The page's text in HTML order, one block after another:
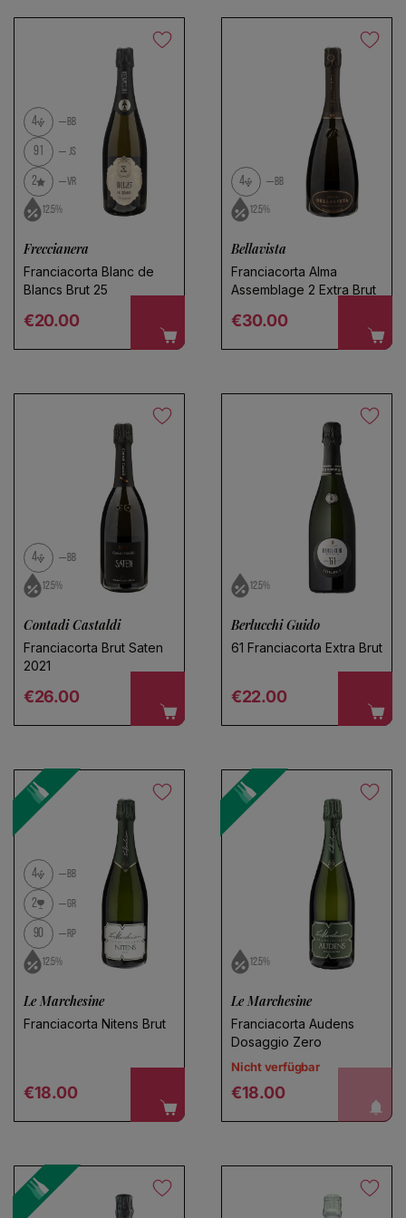
4 BB
91 JS
2 VR
12.5%
Freccianera
Franciacorta Blanc de
Blancs Brut 25
Regular price
€20.00
4 BB
12.5%
Bellavista
Franciacorta Alma
Assemblage 2 Extra Brut
Regular price
€30.00
4 BB
12.5%
Contadi Castaldi
Franciacorta Brut Saten
2021
Regular price
€26.00
12.5%
Berlucchi Guido
61 Franciacorta Extra Brut
Regular price
€22.00
4 BB
2 GR
90 RP
12.5%
Le Marchesine
Franciacorta Nitens Brut
Regular price
€18.00
12.5%
Le Marchesine
Franciacorta Audens
Dosaggio Zero
Nicht verfügbar
Regular price
€18.00 b
e
n
a
c
h
r
i
c
h
t
i
g
e
n
S
i
e
m
i
c
h
!